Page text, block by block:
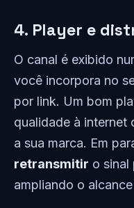
4. Player e
O canal é exibido
você incorpora no
por link. Um bom
qualidade à internet
a sua marca. Em
retransmitir o sinal
ampliando o